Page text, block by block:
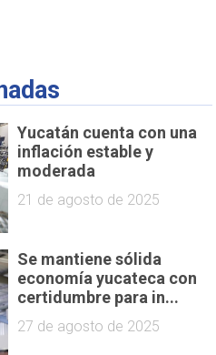
Yucatán cuenta con una
inflación estable y
moderada
21 de agosto de 2025
Se mantiene sólida
economía yucateca con
certidumbre para in...
27 de agosto de 2025